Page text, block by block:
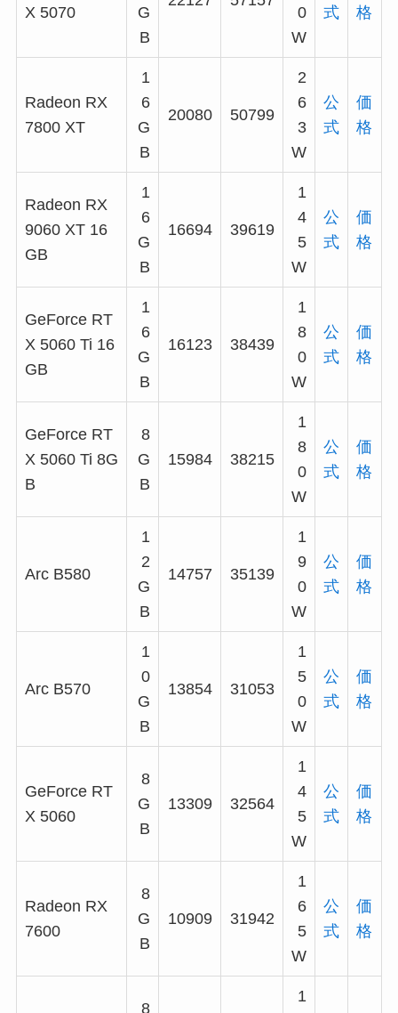
X 5070
G
B
0
W
式
格
Radeon RX
7800 XT
1
6
G
B
20080 50799
2
6
3
W
公
式
価
格
Radeon RX
9060 XT 16
GB
1
6
G
B
16694 39619
1
4
5
W
公
式
価
格
GeForce RT
X 5060 Ti 16
GB
1
6
G
B
16123 38439
1
8
0
W
公
式
価
格
GeForce RT
X 5060 Ti 8G
B
8
G
B
15984 38215
1
8
0
W
公
式
価
格
Arc B580
1
2
G
B
14757 35139
1
9
0
W
公
式
価
格
Arc B570
1
0
G
B
13854 31053
1
5
0
W
公
式
価
格
GeForce RT
X 5060
8
G
B
13309 32564
1
4
5
W
公
式
価
格
Radeon RX
7600
8
G
B
10909 31942
1
6
5
W
公
式
価
格
8
1